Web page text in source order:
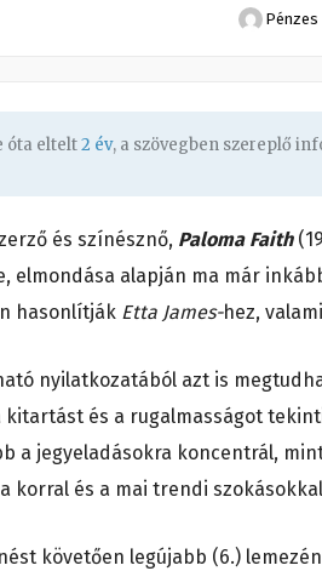
óta eltelt2 év, a szövegben szereplő
és színésznő, Paloma Faith
elmondása alapján ma már
hasonlítják Etta James-hez,
nyilatkozatából azt is
és a rugalmasságot
a jegyeladásokra koncentrál,
korral és a mai trendi
követően legújabb (6.)